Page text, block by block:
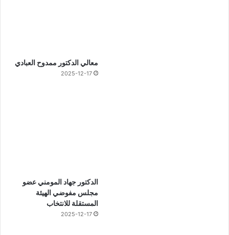
معالي الدكتور ممدوح العبادي
2025-12-17
الدكتور جهاد المومني عضو
مجلس مفوضي الهيئة
المستقلة للانتخاب
2025-12-17